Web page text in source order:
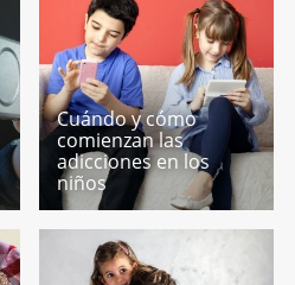
Cuándo y cómo
comienzan las
adicciones en los
niños